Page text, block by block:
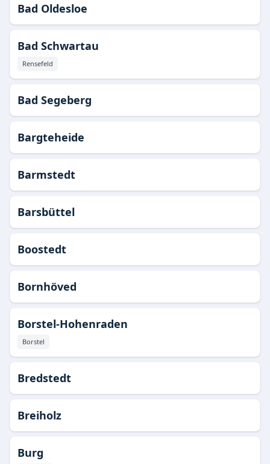
Bad Oldesloe
Bad Schwartau
Rensefeld
Bad Segeberg
Bargteheide
Barmstedt
Barsbüttel
Boostedt
Bornhöved
Borstel-Hohenraden
Borstel
Bredstedt
Breiholz
Burg